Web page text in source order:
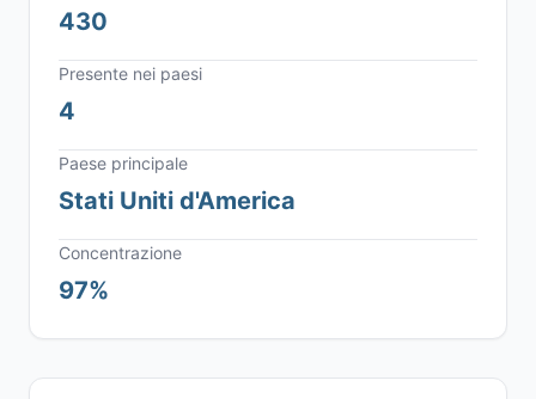
430
Presente nei paesi
4
Paese principale
Stati Uniti d'America
Concentrazione
97%